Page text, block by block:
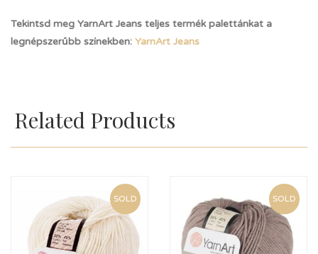
Tekintsd meg YarnArt Jeans teljes termék palettánkat a
legnépszerűbb színekben: YarnArt Jeans
Related Products
SOLD SOLD